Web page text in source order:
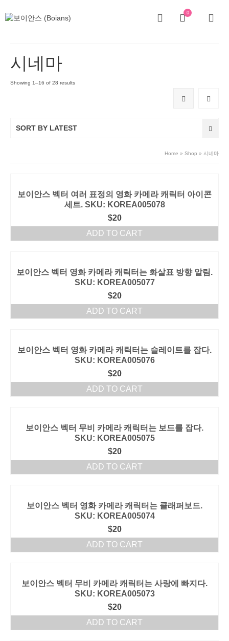
0
시네마
Showing 1–16 of 28 results
SORT BY LATEST
Home » Shop » 시네마
보이안스 벡터 여러 표정의 영화 카메라 캐릭터 아이콘
세트. SKU: KOREA005078
$20
ADD TO CART
보이안스 벡터 영화 카메라 캐릭터는 화살표 방향 알림.
SKU: KOREA005077
$20
ADD TO CART
보이안스 벡터 영화 카메라 캐릭터는 슬레이트를 잡다.
SKU: KOREA005076
$20
ADD TO CART
보이안스 벡터 무비 카메라 캐릭터는 보드를 잡다.
SKU: KOREA005075
$20
ADD TO CART
보이안스 벡터 영화 카메라 캐릭터는 클래퍼보드.
SKU: KOREA005074
$20
ADD TO CART
보이안스 벡터 무비 카메라 캐릭터는 사랑에 빠지다.
SKU: KOREA005073
$20
ADD TO CART